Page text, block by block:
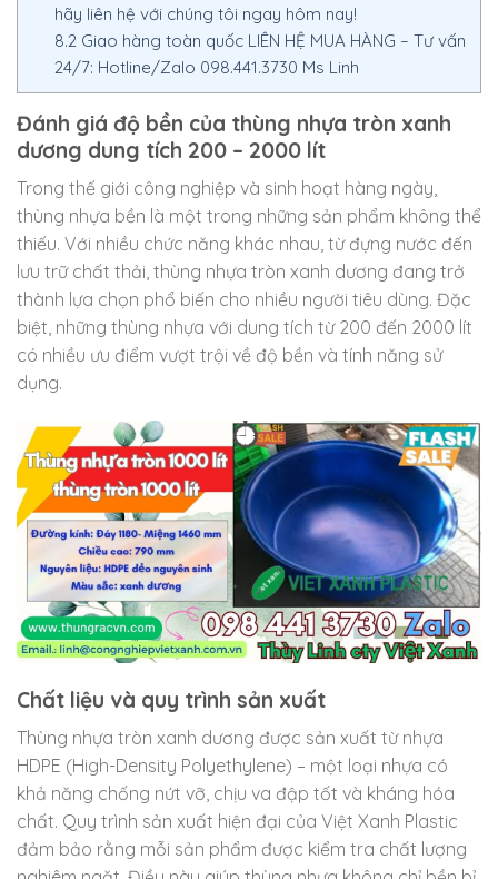
hãy liên hệ với chúng tôi ngay hôm nay!
8.2Giao hàng toàn quốc LIÊN HỆ MUA HÀNG – Tư vấn
24/7: Hotline/Zalo 098.441.3730 Ms Linh
Đánh giá độ bền của thùng nhựa tròn xanh
dương dung tích 200 – 2000 lít
Trong thế giới công nghiệp và sinh hoạt hàng ngày,
thùng nhựa bền là một trong những sản phẩm không thể
thiếu. Với nhiều chức năng khác nhau, từ đựng nước đến
lưu trữ chất thải, thùng nhựa tròn xanh dương đang trở
thành lựa chọn phổ biến cho nhiều người tiêu dùng. Đặc
biệt, những thùng nhựa với dung tích từ 200 đến 2000 lít
có nhiều ưu điểm vượt trội về độ bền và tính năng sử
dụng.
Chất liệu và quy trình sản xuất
Thùng nhựa tròn xanh dương được sản xuất từ nhựa
HDPE (High-Density Polyethylene) – một loại nhựa có
khả năng chống nứt vỡ, chịu va đập tốt và kháng hóa
chất. Quy trình sản xuất hiện đại của Việt Xanh Plastic
đảm bảo rằng mỗi sản phẩm được kiểm tra chất lượng